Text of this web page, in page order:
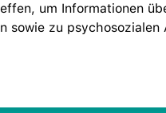
um Informationen
sowie zu psychosozialen